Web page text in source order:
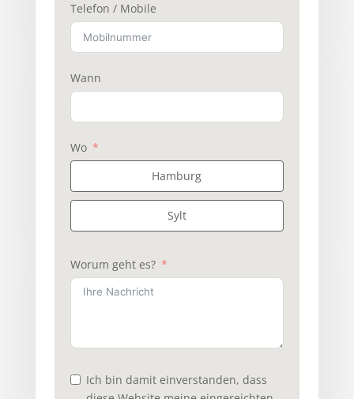
Telefon / Mobile
Wann
Wo
Hamburg
Sylt
Worum geht es?
Ich bin damit einverstanden, dass